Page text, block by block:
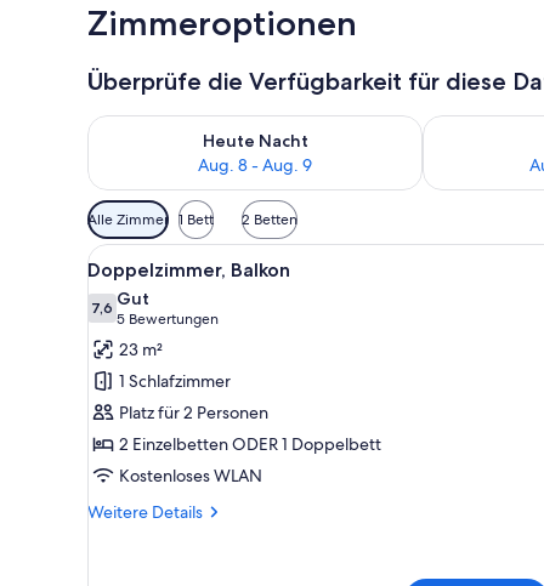
Zimmeroptionen
Überprüfe die Verfügbarkeit für diese
Heute Nacht
Aug. 8 - Aug. 9
Überprüfe die Verfügbarkeit für heute Nacht, Aug. 8
Überprüfe
Verfügbare
Filter
für
Zimmer
Alle Zimmer 1 Bett 2 Betten
Alle
Fotos
für
Doppelzimmer,
Balkon
anzeigen
Ein modernes Hotelzimmer
7
Doppelzimmer, Balkon
7,67,6 von 10
Gut
5 Bewertungen
(5
Bewertungen)
23 m²
1 Schlafzimmer
Platz für 2 Personen
2 Einzelbetten ODER 1 Doppelbett
Kostenloses WLAN
Weitere Details
Weitere